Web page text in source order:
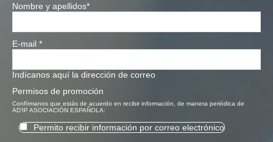
Nombre y apellidos*
E-mail *
Indícanos aquí la dirección de correo
Permisos de promoción
Confírmanos que estás de acuerdo en recibir información, de manera periódica de
AD'IP ASOCIACIÓN ESPAÑOLA:
Permito recibir información por correo electrónico